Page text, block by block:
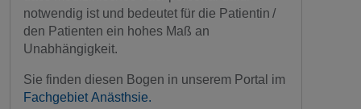
notwendig ist und bedeutet für die Patientin /
den Patienten ein hohes Maß an
Unabhängigkeit.
Sie finden diesen Bogen in unserem Portal im
Fachgebiet Anästhsie.